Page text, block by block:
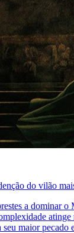
do vilão
a dominar o
maior pecado